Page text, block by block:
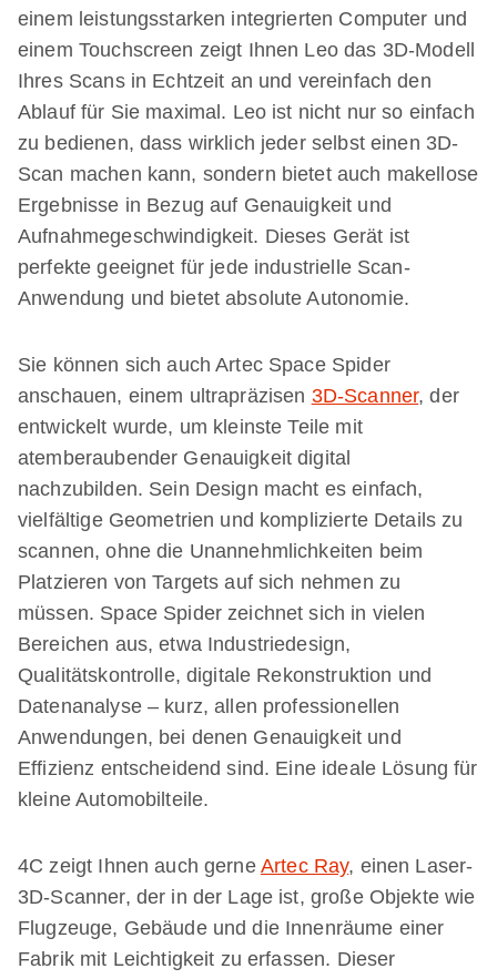
einem leistungsstarken integrierten Computer und
einem Touchscreen zeigt Ihnen Leo das 3D-Modell
Ihres Scans in Echtzeit an und vereinfach den
Ablauf für Sie maximal. Leo ist nicht nur so einfach
zu bedienen, dass wirklich jeder selbst einen 3D-
Scan machen kann, sondern bietet auch makellose
Ergebnisse in Bezug auf Genauigkeit und
Aufnahmegeschwindigkeit. Dieses Gerät ist
perfekte geeignet für jede industrielle Scan-
Anwendung und bietet absolute Autonomie.
Sie können sich auch Artec Space Spider
anschauen, einem ultrapräzisen 3D-Scanner, der
entwickelt wurde, um kleinste Teile mit
atemberaubender Genauigkeit digital
nachzubilden. Sein Design macht es einfach,
vielfältige Geometrien und komplizierte Details zu
scannen, ohne die Unannehmlichkeiten beim
Platzieren von Targets auf sich nehmen zu
müssen. Space Spider zeichnet sich in vielen
Bereichen aus, etwa Industriedesign,
Qualitätskontrolle, digitale Rekonstruktion und
Datenanalyse – kurz, allen professionellen
Anwendungen, bei denen Genauigkeit und
Effizienz entscheidend sind. Eine ideale Lösung für
kleine Automobilteile.
4C zeigt Ihnen auch gerne Artec Ray, einen Laser-
3D-Scanner, der in der Lage ist, große Objekte wie
Flugzeuge, Gebäude und die Innenräume einer
Fabrik mit Leichtigkeit zu erfassen. Dieser